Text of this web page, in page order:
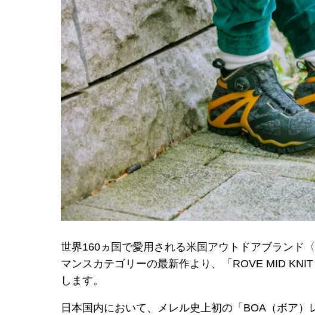
世界160ヵ国で愛用される米国アウトドアブランド〈
マンスカテゴリーの最新作より、「ROVE MID
します。
日本国内において、メレル史上初の「BOA（ボア